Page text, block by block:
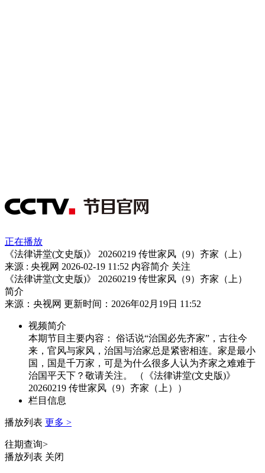
正在播放
《法律讲堂(文史版)》 20260219 传世家风（9）齐家（上）
来源 : 央视网 2026-02-19 11:52 内容简介 关注
《法律讲堂(文史版)》 20260219 传世家风（9）齐家（上）
简介
来源：央视网 更新时间：2026年02月19日 11:52
视频简介
本期节目主要内容： 俗话说“治国必先齐家”，古往今
来，官风与家风，治国与治家总是紧密相连。家是最小
国，国是千万家，可是为什么很多人认为齐家之难难于
治国平天下？敬请关注。 （《法律讲堂(文史版)》
20260219 传世家风（9）齐家（上））
栏目信息
播放列表 更多 >
往期查询>
播放列表 关闭